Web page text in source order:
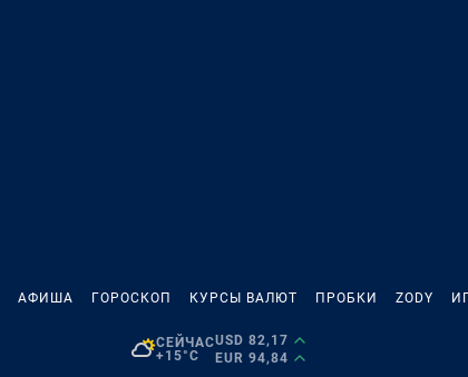
АФИША ГОРОСКОП КУРСЫ ВАЛЮТ ПРОБКИ ZODY
СЕЙЧАС
+15°C
USD 82,17
EUR 94,84